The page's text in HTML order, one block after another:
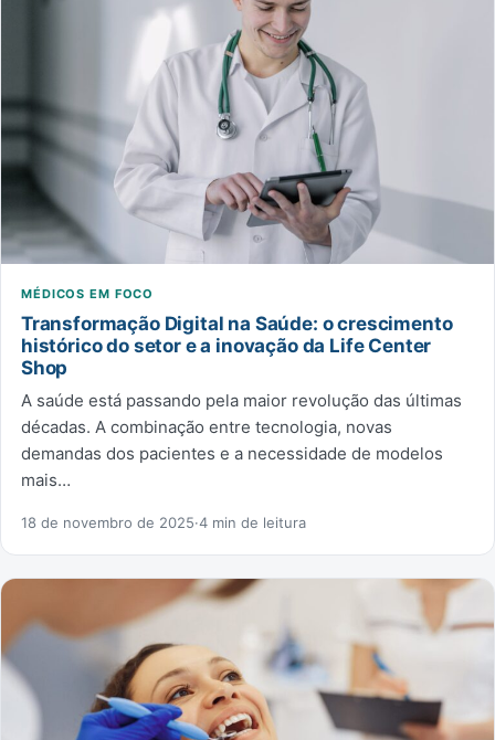
MÉDICOS EM FOCO
Transformação Digital na Saúde: o crescimento
histórico do setor e a inovação da Life Center
Shop
A saúde está passando pela maior revolução das últimas
décadas. A combinação entre tecnologia, novas
demandas dos pacientes e a necessidade de modelos
mais…
18 de novembro de 2025·4 min de leitura